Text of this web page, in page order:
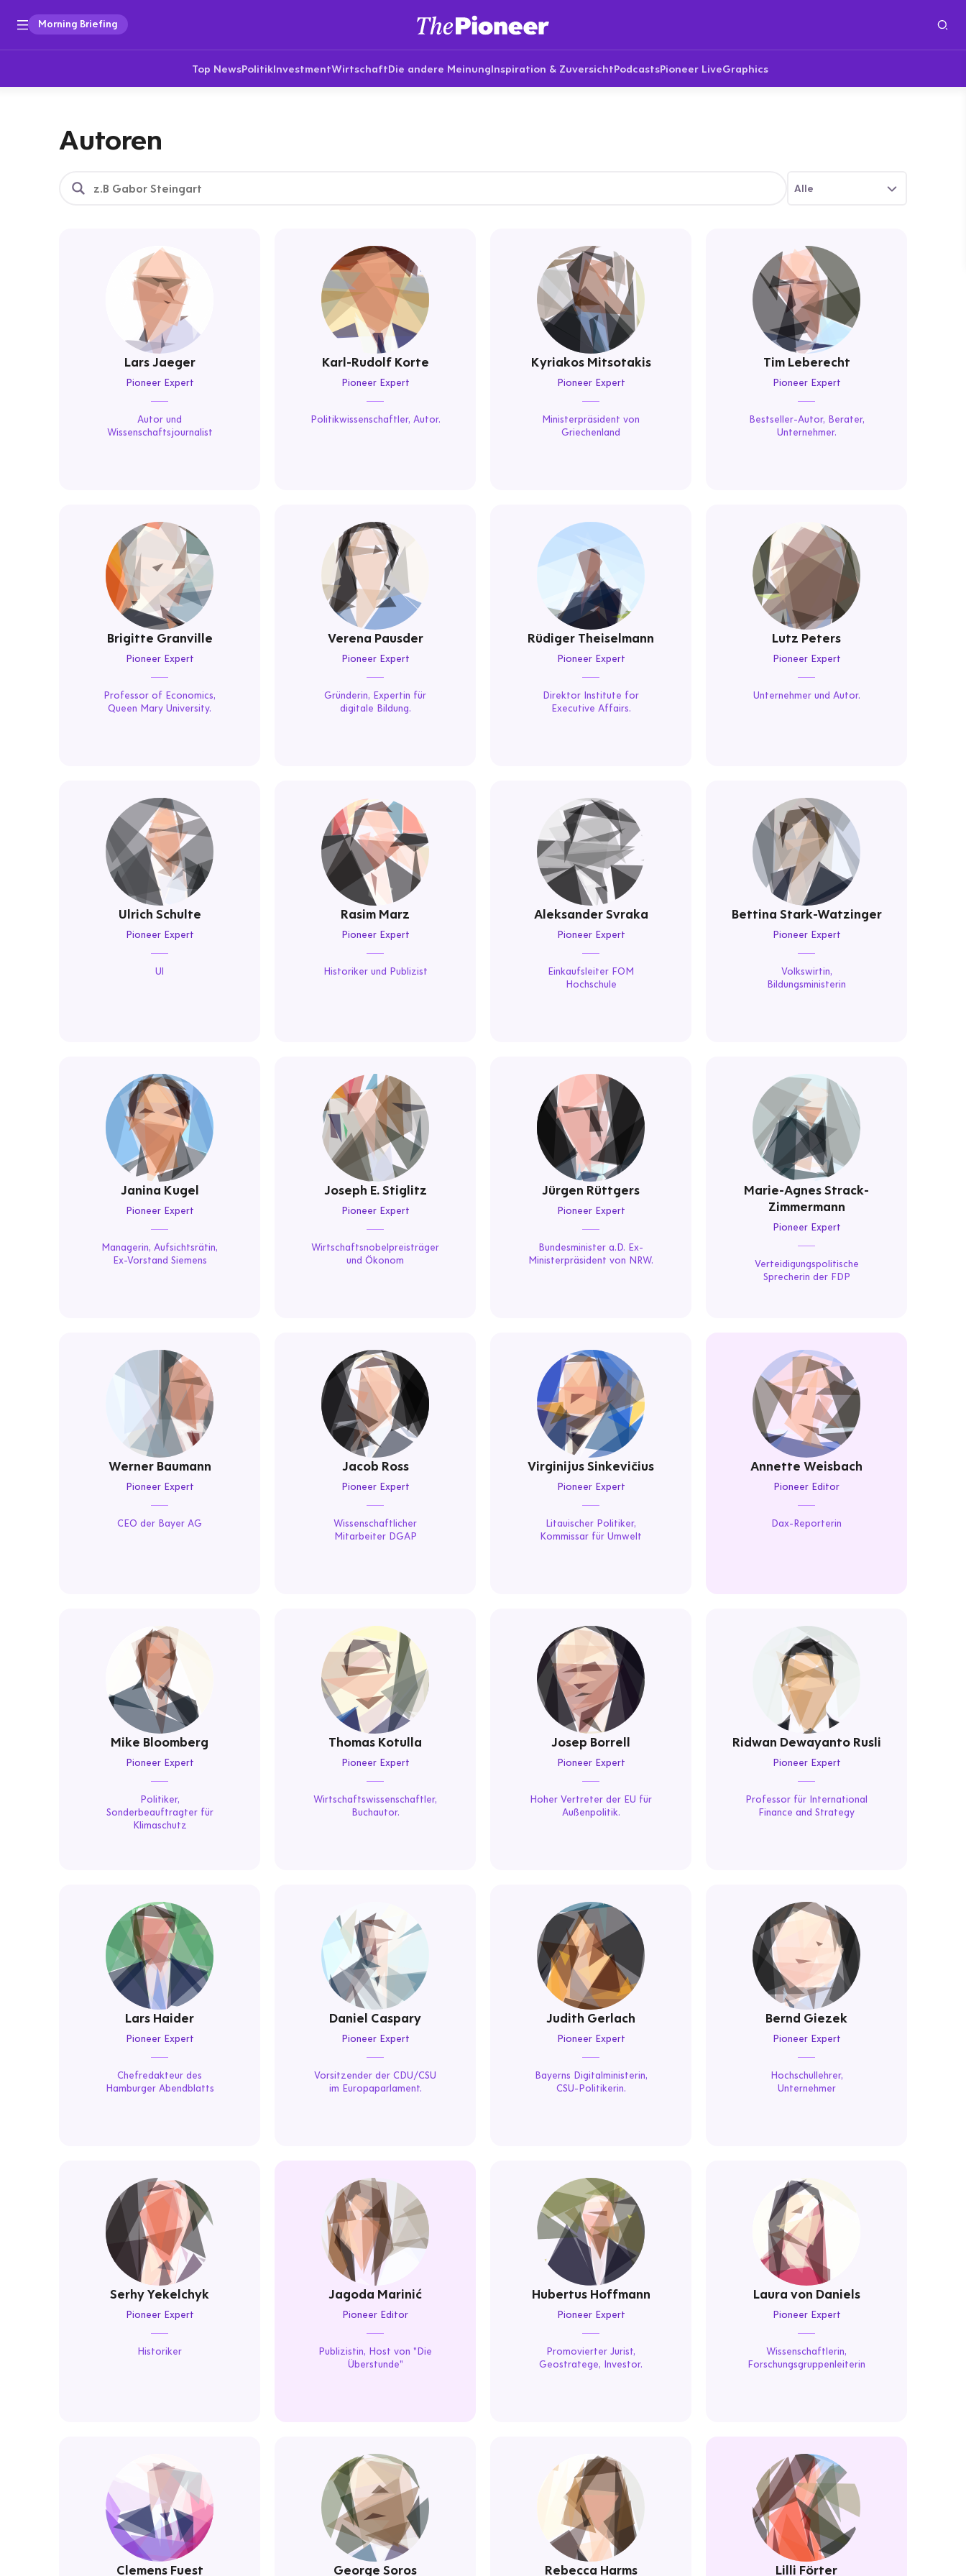
Morning Briefing
Top NewsPolitikInvestmentWirtschaftDie andere MeinungInspiration & ZuversichtPodcastsPioneer LiveGraphics
Autoren
Alle
Lars Jaeger
Pioneer Expert
Autor und
Wissenschaftsjournalist
Karl-Rudolf Korte
Pioneer Expert
Politikwissenschaftler, Autor.
Kyriakos Mitsotakis
Pioneer Expert
Ministerpräsident von
Griechenland
Tim Leberecht
Pioneer Expert
Bestseller-Autor, Berater,
Unternehmer.
Brigitte Granville
Pioneer Expert
Professor of Economics,
Queen Mary University.
Verena Pausder
Pioneer Expert
Gründerin, Expertin für
digitale Bildung.
Rüdiger Theiselmann
Pioneer Expert
Direktor Institute for
Executive Affairs.
Lutz Peters
Pioneer Expert
Unternehmer und Autor.
Ulrich Schulte
Pioneer Expert
Ul
Rasim Marz
Pioneer Expert
Historiker und Publizist
Aleksander Svraka
Pioneer Expert
Einkaufsleiter FOM
Hochschule
Bettina Stark-Watzinger
Pioneer Expert
Volkswirtin,
Bildungsministerin
Janina Kugel
Pioneer Expert
Managerin, Aufsichtsrätin,
Ex-Vorstand Siemens
Joseph E. Stiglitz
Pioneer Expert
Wirtschaftsnobelpreisträger
und Ökonom
Jürgen Rüttgers
Pioneer Expert
Bundesminister a.D. Ex-
Ministerpräsident von NRW.
Marie-Agnes Strack-
Zimmermann
Pioneer Expert
Verteidigungspolitische
Sprecherin der FDP
Werner Baumann
Pioneer Expert
CEO der Bayer AG
Jacob Ross
Pioneer Expert
Wissenschaftlicher
Mitarbeiter DGAP
Virginijus Sinkevičius
Pioneer Expert
Litauischer Politiker,
Kommissar für Umwelt
Annette Weisbach
Pioneer Editor
Dax-Reporterin
Mike Bloomberg
Pioneer Expert
Politiker,
Sonderbeauftragter für
Klimaschutz
Thomas Kotulla
Pioneer Expert
Wirtschaftswissenschaftler,
Buchautor.
Josep Borrell
Pioneer Expert
Hoher Vertreter der EU für
Außenpolitik.
Ridwan Dewayanto Rusli
Pioneer Expert
Professor für International
Finance and Strategy
Lars Haider
Pioneer Expert
Chefredakteur des
Hamburger Abendblatts
Daniel Caspary
Pioneer Expert
Vorsitzender der CDU/CSU
im Europaparlament.
Judith Gerlach
Pioneer Expert
Bayerns Digitalministerin,
CSU-Politikerin.
Bernd Giezek
Pioneer Expert
Hochschullehrer,
Unternehmer
Serhy Yekelchyk
Pioneer Expert
Historiker
Jagoda Marinić
Pioneer Editor
Publizistin, Host von "Die
Überstunde"
Hubertus Hoffmann
Pioneer Expert
Promovierter Jurist,
Geostratege, Investor.
Laura von Daniels
Pioneer Expert
Wissenschaftlerin,
Forschungsgruppenleiterin
Clemens Fuest George Soros Rebecca Harms Lilli Förter